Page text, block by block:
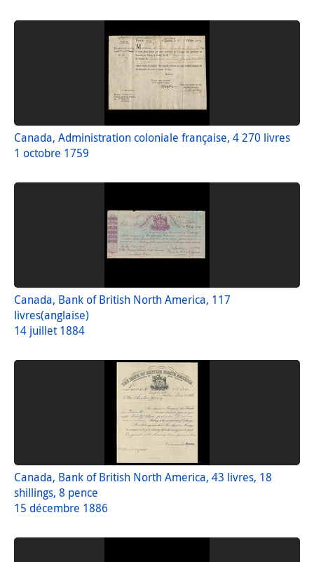
Canada, Administration coloniale française, 4 270 livres
1 octobre 1759
Canada, Bank of British North America, 117
livres(anglaise)
14 juillet 1884
Canada, Bank of British North America, 43 livres, 18
shillings, 8 pence
15 décembre 1886